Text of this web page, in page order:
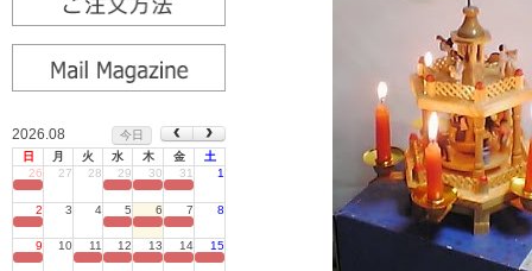
2026.08
今日
日
月 火 水 木 金
土
26
27 28 29 30 31 1
2 3 4 5 6 7 8
9 10 11 12 13 14 15